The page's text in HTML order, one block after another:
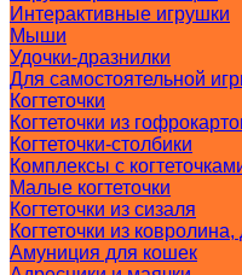
Интерактивные игрушки
Мыши
Удочки-дразнилки
Для самостоятельной
Когтеточки
Когтеточки из
Когтеточки-столбики
Комплексы с
Малые когтеточки
Когтеточки из сизаля
Когтеточки из
Амуниция для кошек